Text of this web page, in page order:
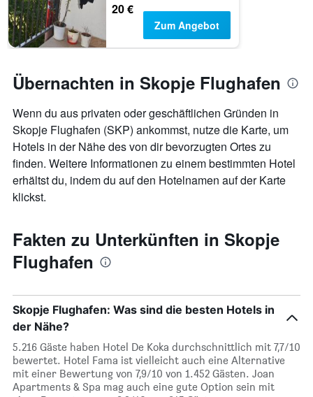
20 €
Zum Angebot
Übernachten in Skopje Flughafen
Wenn du aus privaten oder geschäftlichen Gründen in
Skopje Flughafen (SKP) ankommst, nutze die Karte, um
Hotels in der Nähe des von dir bevorzugten Ortes zu
finden. Weitere Informationen zu einem bestimmten Hotel
erhältst du, indem du auf den Hotelnamen auf der Karte
klickst.
Fakten zu Unterkünften in Skopje
Flughafen
Skopje Flughafen: Was sind die besten Hotels in
der Nähe?
5.216 Gäste haben Hotel De Koka durchschnittlich mit 7,7/10
bewertet. Hotel Fama ist vielleicht auch eine Alternative
mit einer Bewertung von 7,9/10 von 1.452 Gästen. Joan
Apartments & Spa mag auch eine gute Option sein mit